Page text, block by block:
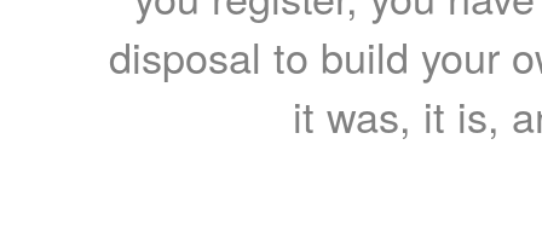
disposal to build your
it was, it is,